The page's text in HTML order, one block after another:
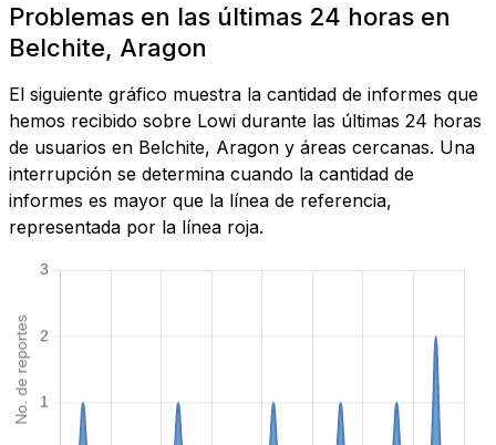
Problemas en las últimas 24 horas en
Belchite, Aragon
El siguiente gráfico muestra la cantidad de informes que
hemos recibido sobre Lowi durante las últimas 24 horas
de usuarios en Belchite, Aragon y áreas cercanas. Una
interrupción se determina cuando la cantidad de
informes es mayor que la línea de referencia,
representada por la línea roja.